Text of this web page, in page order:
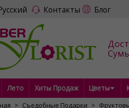
Контакты Блог
Лето Хиты Продаж Цветы
Съедобные Подарки